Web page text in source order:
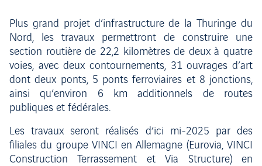
Plus grand projet d’infrastructure de la Thuringe du
Nord, les travaux permettront de construire une
section routière de 22,2 kilomètres de deux à quatre
voies, avec deux contournements, 31 ouvrages d’art
dont deux ponts, 5 ponts ferroviaires et 8 jonctions,
ainsi qu’environ 6 km additionnels de routes
publiques et fédérales.
Les travaux seront réalisés d’ici mi-2025 par des
filiales du groupe VINCI en Allemagne (Eurovia, VINCI
Construction Terrassement et Via Structure) en